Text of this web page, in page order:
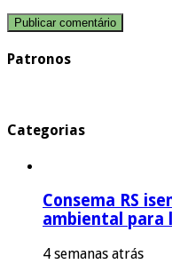
Patronos
Categorias
Consema RS
ambiental para
4 semanas atrás